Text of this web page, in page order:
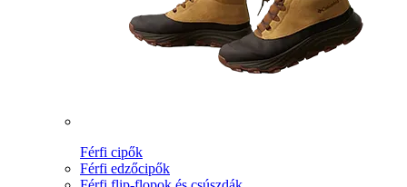
Férfi cipők
Férfi edzőcipők